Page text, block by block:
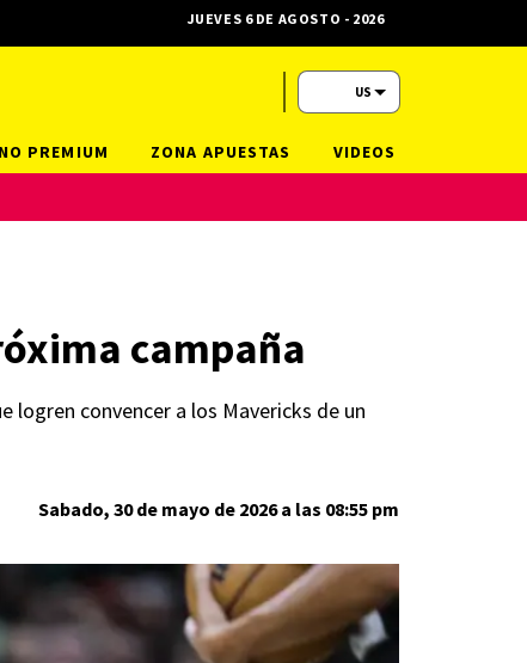
campaña
logren convencer a los Mavericks de un
Sabado, 30 de mayo de 2026 a las 08:55 pm
JUEVES 6 DE AGOSTO - 2026
US
PREMIUM ZONA APUESTAS VIDEOS